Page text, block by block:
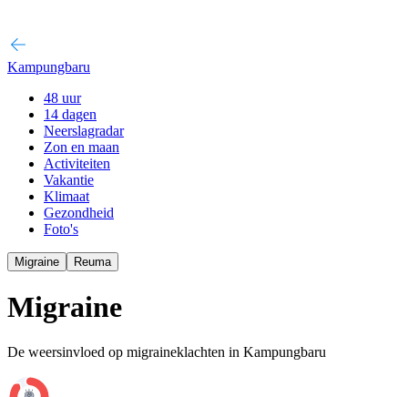
Kampungbaru
48 uur
14 dagen
Neerslagradar
Zon en maan
Activiteiten
Vakantie
Klimaat
Gezondheid
Foto's
Migraine Reuma
Migraine
De weersinvloed op migraineklachten in Kampungbaru